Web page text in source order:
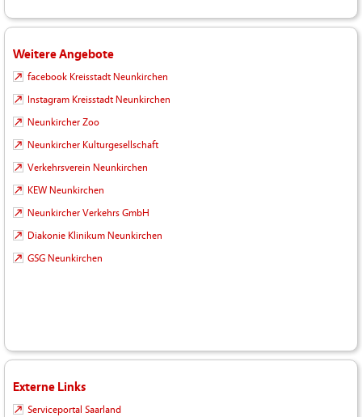
Weitere Angebote
facebook Kreisstadt Neunkirchen
Instagram Kreisstadt Neunkirchen
Neunkircher Zoo
Neunkircher Kulturgesellschaft
Verkehrsverein Neunkirchen
KEW Neunkirchen
Neunkircher Verkehrs GmbH
Diakonie Klinikum Neunkirchen
GSG Neunkirchen
Externe Links
Serviceportal Saarland